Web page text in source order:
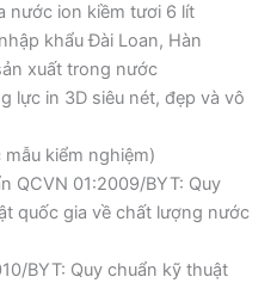
nước ion kiềm tươi 6 lít
khẩu Đài Loan, Hàn
xuất trong nước
lực in 3D siêu nét, đẹp và vô
kiểm nghiệm)
QCVN 01:2009/BYT: Quy
quốc gia về chất lượng nước
BYT: Quy chuẩn kỹ thuật